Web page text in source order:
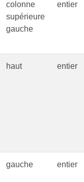
colonne
supérieure
gauche
entier
haut entier
gauche entier